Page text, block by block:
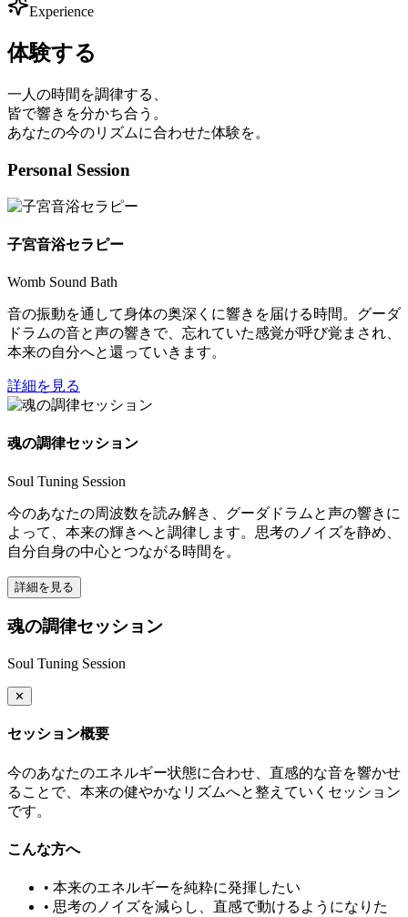
Experience
体験する
一人の時間を調律する、
皆で響きを分かち合う。
あなたの今のリズムに合わせた体験を。
Personal Session
子宮音浴セラピー
Womb Sound Bath
音の振動を通して身体の奥深くに響きを届ける時間。グーダ
ドラムの音と声の響きで、忘れていた感覚が呼び覚まされ、
本来の自分へと還っていきます。
詳細を見る
魂の調律セッション
Soul Tuning Session
今のあなたの周波数を読み解き、グーダドラムと声の響きに
よって、本来の輝きへと調律します。思考のノイズを静め、
自分自身の中心とつながる時間を。
詳細を見る
魂の調律セッション
Soul Tuning Session
✕
セッション概要
今のあなたのエネルギー状態に合わせ、直感的な音を響かせ
ることで、本来の健やかなリズムへと整えていくセッション
です。
こんな方へ
• 本来のエネルギーを純粋に発揮したい
• 思考のノイズを減らし、直感で動けるようになりた